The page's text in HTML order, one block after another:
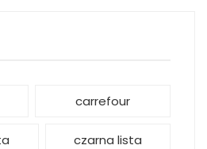
carrefour
czarna lista